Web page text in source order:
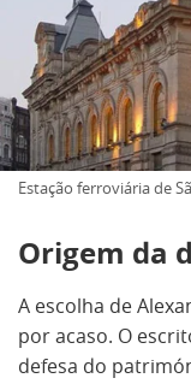
Estação ferroviária de
Origem da
A escolha de
por acaso. O
defesa do